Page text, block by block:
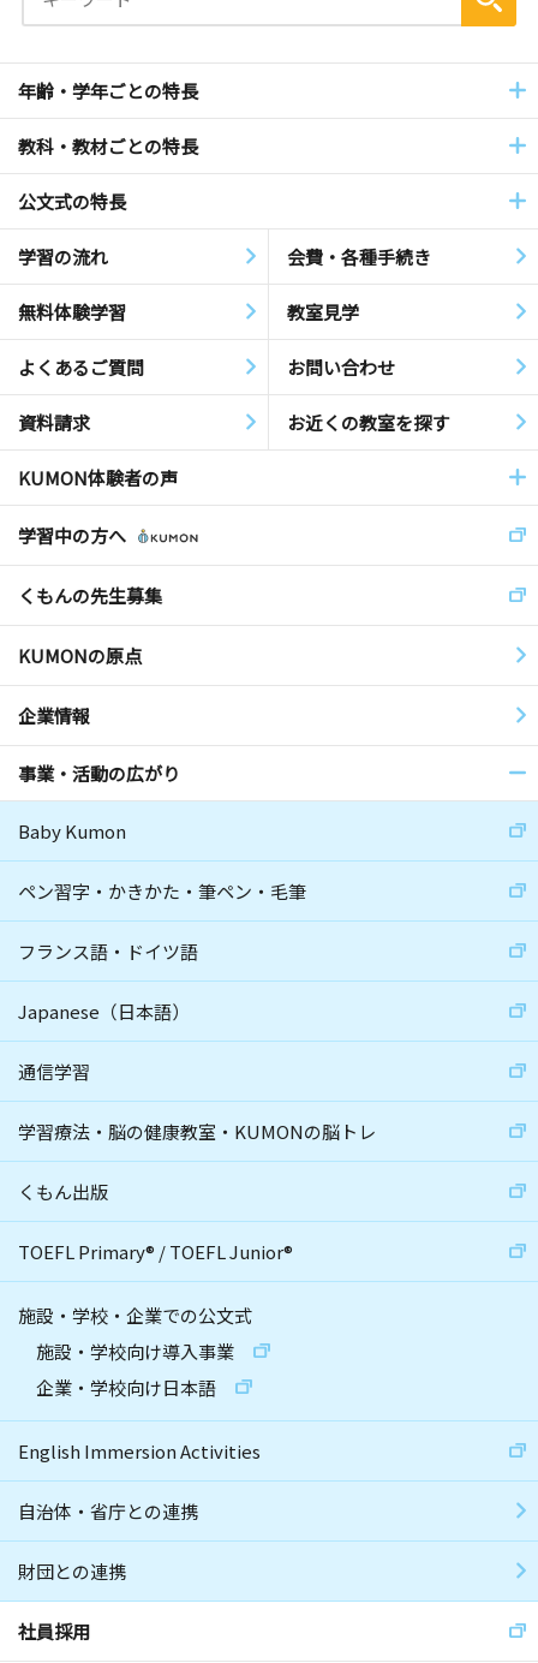
年齢・学年ごとの特長
教科・教材ごとの特長
公文式の特長
学習の流れ 会費・各種手続き
無料体験学習 教室見学
よくあるご質問 お問い合わせ
資料請求 お近くの教室を探す
KUMON体験者の声
学習中の方へ
くもんの先生募集
KUMONの原点
企業情報
事業・活動の広がり
Baby Kumon
ペン習字・かきかた・筆ペン・毛筆
フランス語・ドイツ語
Japanese（日本語）
通信学習
学習療法・脳の健康教室・KUMONの脳トレ
くもん出版
TOEFL Primary® /TOEFL Junior®
施設・学校・企業での公文式
施設・学校向け導入事業
企業・学校向け日本語
English Immersion Activities
自治体・省庁との連携
財団との連携
社員採用